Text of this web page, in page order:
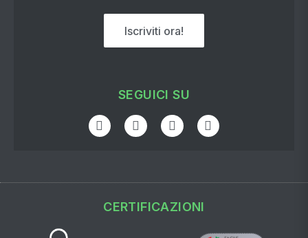
Iscriviti ora!
SEGUICI SU
CERTIFICAZIONI